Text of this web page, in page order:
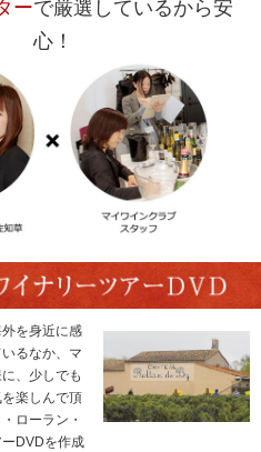
ーで厳選しているから安
心！
を身近に感
るなか、マ
、少しでも
楽しんで頂
ローラン・
ーDVDを作成